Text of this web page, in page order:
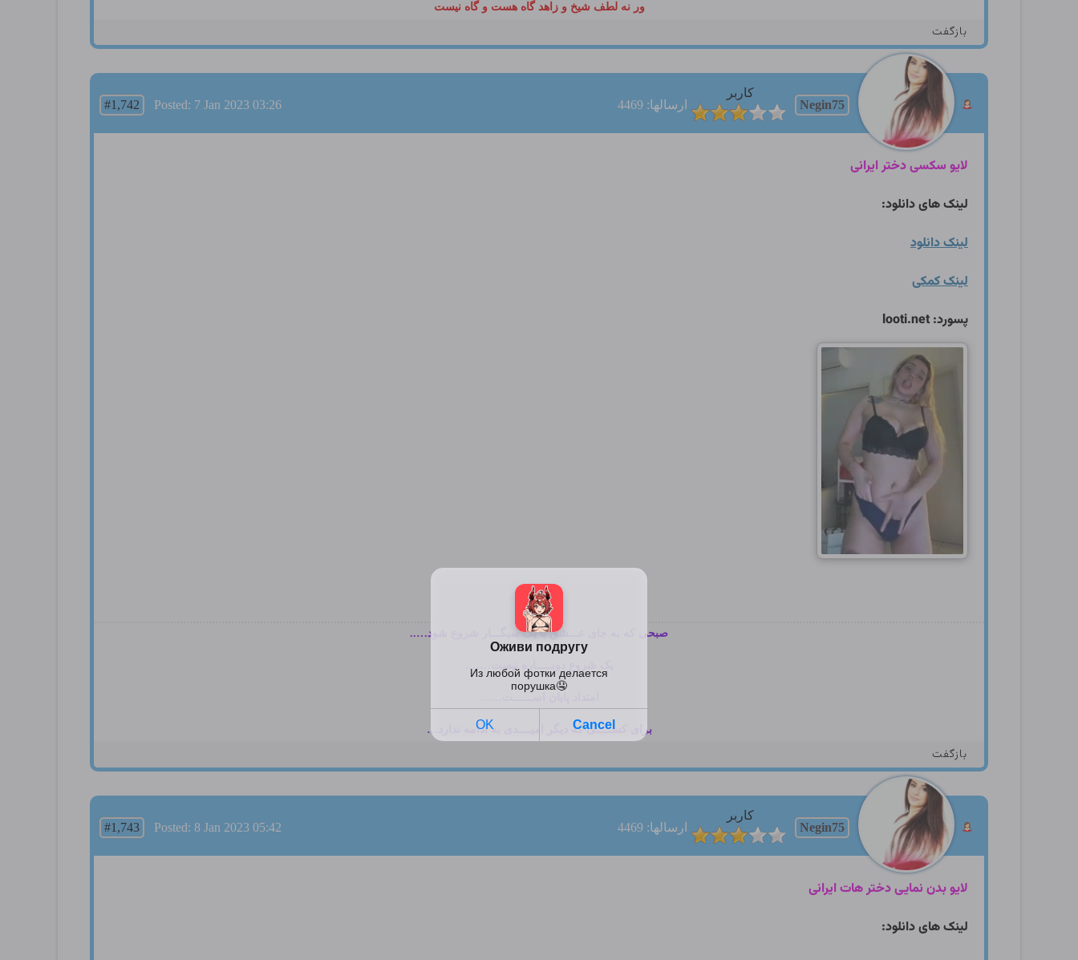
ور نه لطف شیخ و زاهد گاه هست و گاه نیست
بازگفت
Negin75
کاربر
ارسالها: 4469
#1,742 Posted: 7 Jan 2023 03:26
لایو سکسی دختر ایرانی
لینک های دانلود:
لینک دانلود
لینک کمکی
پسورد: looti.net
صبحی که به جای عـــشق با یک سیگـــار شروع شود…..
برای کســـــی که دیگر امیــــدی به ادامه ندارد…
بازگفت
Negin75
کاربر
ارسالها: 4469
#1,743 Posted: 8 Jan 2023 05:42
لایو بدن نمایی دختر هات ایرانی
لینک های دانلود: